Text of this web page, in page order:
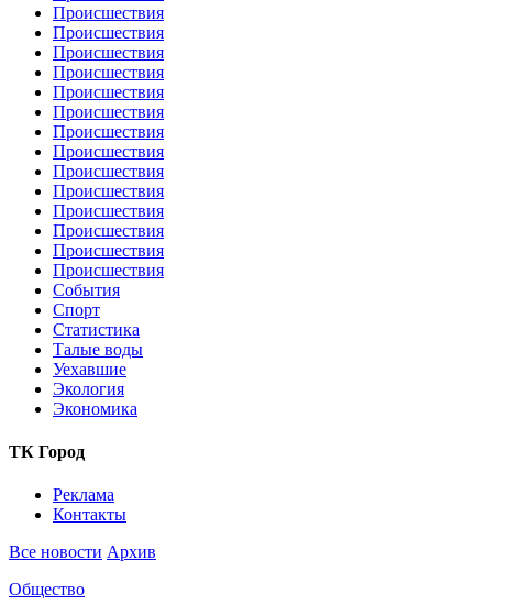
Происшествия
Происшествия
Происшествия
Происшествия
Происшествия
Происшествия
Происшествия
Происшествия
Происшествия
Происшествия
Происшествия
Происшествия
Происшествия
Происшествия
События
Спорт
Статистика
Талые воды
Уехавшие
Экология
Экономика
ТК Город
Реклама
Контакты
Все новости Архив
Общество